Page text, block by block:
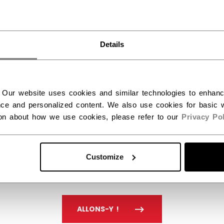
Details
website uses cookies and similar technologies to
and personalized content. We also use cookies for basic
about how we use cookies, please refer to our Privacy
Customize
ALLONS-Y !